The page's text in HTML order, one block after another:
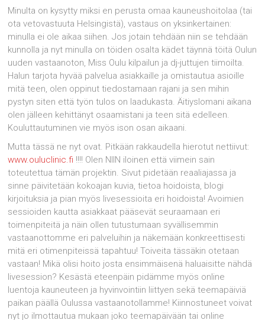
Minulta on kysytty miksi en perusta omaa kauneushoitolaa (tai
ota vetovastuuta Helsingistä), vastaus on yksinkertainen:
minulla ei ole aikaa siihen. Jos jotain tehdään niin se tehdään
kunnolla ja nyt minulla on töiden osalta kädet täynnä töitä Oulun
uuden vastaanoton, Miss Oulu kilpailun ja dj-juttujen tiimoilta.
Halun tarjota hyvää palvelua asiakkaille ja omistautua asioille
mitä teen, olen oppinut tiedostamaan rajani ja sen mihin
pystyn siten että työn tulos on laadukasta. Äitiyslomani aikana
olen jälleen kehittänyt osaamistani ja teen sitä edelleen.
Kouluttautuminen vie myös ison osan aikaani.
Mutta tässä ne nyt ovat. Pitkään rakkaudella hierotut nettiivut:
www.ouluclinic.fi !!!! Olen NIIN iloinen että viimein sain
toteutettua tämän projektin. Sivut pidetään reaaliajassa ja
sinne päivitetään kokoajan kuvia, tietoa hoidoista, blogi
kirjoituksia ja pian myös livesessioita eri hoidoista! Avoimien
sessioiden kautta asiakkaat pääsevät seuraamaan eri
toimenpiteitä ja näin ollen tutustumaan syvällisemmin
vastaanottomme eri palveluihin ja näkemään konkreettisesti
mitä eri otimenpiteissä tapahtuu! Toiveita tässäkin otetaan
vastaan! Mikä olisi hoito josta ensimmäisenä haluaisitte nähdä
livesession? Kesästä eteenpäin pidämme myös online
luentoja kauneuteen ja hyvinvointiin liittyen sekä teemapäiviä
paikan päällä Oulussa vastaanotollamme! Kiinnostuneet voivat
nyt jo ilmottautua mukaan joko teemapäivään tai online